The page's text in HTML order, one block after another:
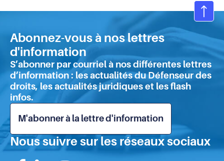
de
Abonnez-vous à nos lettres
d'information
S’abonner par courriel à nos différentes lettres
d’information : les actualités du Défenseur des
droits, les actualités juridiques et les flash
infos.
M'abonner à la lettre d'information
Nous suivre sur les réseaux sociaux